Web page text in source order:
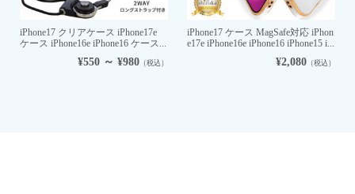
iPhone17 クリアケース iPhone17e
ケース iPhone16e iPhone16 ケース...
¥550 ～ ¥980（税込）
iPhone17 ケース MagSafe対応 iPhon
e17e iPhone16e iPhone16 iPhone15 i...
¥2,080 （税込）